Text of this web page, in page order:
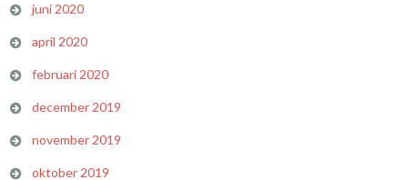
juni 2020
april 2020
februari 2020
december 2019
november 2019
oktober 2019